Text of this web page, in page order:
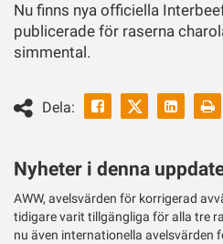
Nu finns nya officiella
publicerade för raserna
simmental.
Dela:
Facebook Linkedin
Nyheter i denna
AWW, avelsvärden för korrigerad
tidigare varit tillgängliga för alla tre
nu även internationella avelsvärden